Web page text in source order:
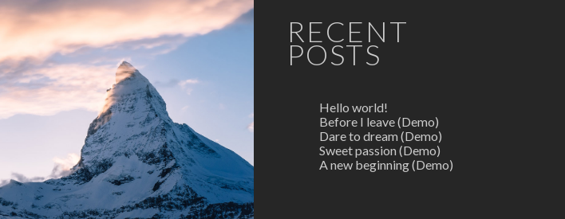
RECENT
POSTS
Hello world!
Before I leave (Demo)
Dare to dream (Demo)
Sweet passion (Demo)
A new beginning (Demo)